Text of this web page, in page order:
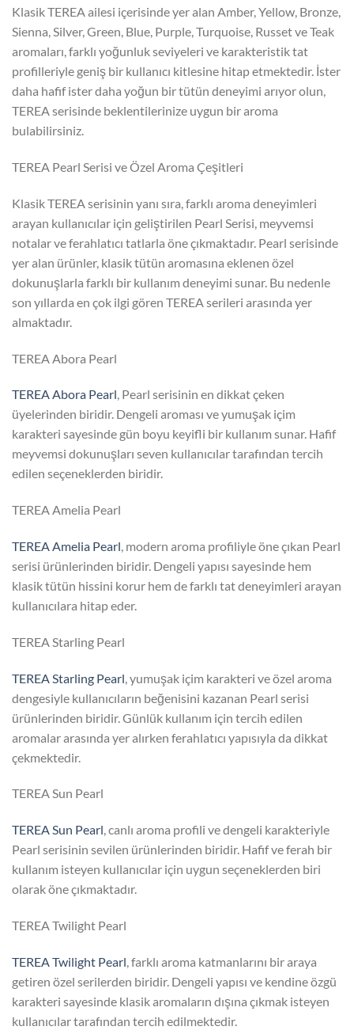
Klasik TEREA ailesi içerisinde yer alan Amber, Yellow, Bronze,
Sienna, Silver, Green, Blue, Purple, Turquoise, Russet ve Teak
aromaları, farklı yoğunluk seviyeleri ve karakteristik tat
profilleriyle geniş bir kullanıcı kitlesine hitap etmektedir. İster
daha hafif ister daha yoğun bir tütün deneyimi arıyor olun,
TEREA serisinde beklentilerinize uygun bir aroma
bulabilirsiniz.
TEREA Pearl Serisi ve Özel Aroma Çeşitleri
Klasik TEREA serisinin yanı sıra, farklı aroma deneyimleri
arayan kullanıcılar için geliştirilen Pearl Serisi, meyvemsi
notalar ve ferahlatıcı tatlarla öne çıkmaktadır. Pearl serisinde
yer alan ürünler, klasik tütün aromasına eklenen özel
dokunuşlarla farklı bir kullanım deneyimi sunar. Bu nedenle
son yıllarda en çok ilgi gören TEREA serileri arasında yer
almaktadır.
TEREA Abora Pearl
TEREA Abora Pearl, Pearl serisinin en dikkat çeken
üyelerinden biridir. Dengeli aroması ve yumuşak içim
karakteri sayesinde gün boyu keyifli bir kullanım sunar. Hafif
meyvemsi dokunuşları seven kullanıcılar tarafından tercih
edilen seçeneklerden biridir.
TEREA Amelia Pearl
TEREA Amelia Pearl, modern aroma profiliyle öne çıkan Pearl
serisi ürünlerinden biridir. Dengeli yapısı sayesinde hem
klasik tütün hissini korur hem de farklı tat deneyimleri arayan
kullanıcılara hitap eder.
TEREA Starling Pearl
TEREA Starling Pearl , yumuşak içim karakteri ve özel aroma
dengesiyle kullanıcıların beğenisini kazanan Pearl serisi
ürünlerinden biridir. Günlük kullanım için tercih edilen
aromalar arasında yer alırken ferahlatıcı yapısıyla da dikkat
çekmektedir.
TEREA Sun Pearl
TEREA Sun Pearl, canlı aroma profili ve dengeli karakteriyle
Pearl serisinin sevilen ürünlerinden biridir. Hafif ve ferah bir
kullanım isteyen kullanıcılar için uygun seçeneklerden biri
olarak öne çıkmaktadır.
TEREA Twilight Pearl
TEREA Twilight Pearl, farklı aroma katmanlarını bir araya
getiren özel serilerden biridir. Dengeli yapısı ve kendine özgü
karakteri sayesinde klasik aromaların dışına çıkmak isteyen
kullanıcılar tarafından tercih edilmektedir.